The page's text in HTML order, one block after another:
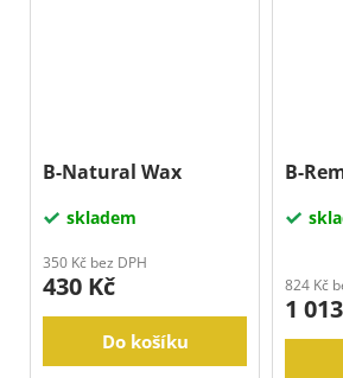
B-Natural Wax
skladem
350 Kč bez DPH
430 Kč
Do košíku
B-
824 Kč
1